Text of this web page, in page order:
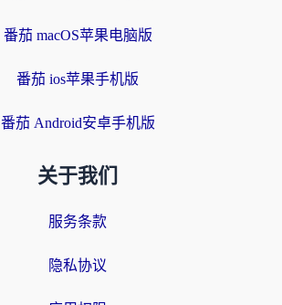
番茄 macOS苹果电脑版
番茄 ios苹果手机版
番茄 Android安卓手机版
关于我们
服务条款
隐私协议